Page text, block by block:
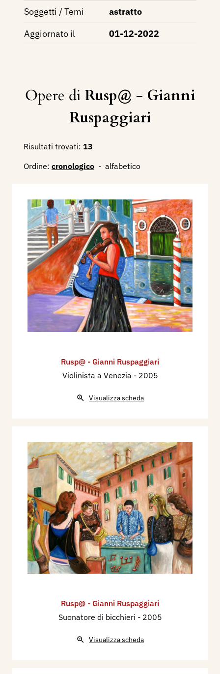
Soggetti / Temi
astratto
Aggiornato il
01-12-2022
Opere di Rusp@ - Gianni
Ruspaggiari
Risultati trovati: 13
Ordine: cronologico - alfabetico
Rusp@ - Gianni Ruspaggiari
Violinista a Venezia - 2005
Visualizza scheda
Rusp@ - Gianni Ruspaggiari
Suonatore di bicchieri - 2005
Visualizza scheda